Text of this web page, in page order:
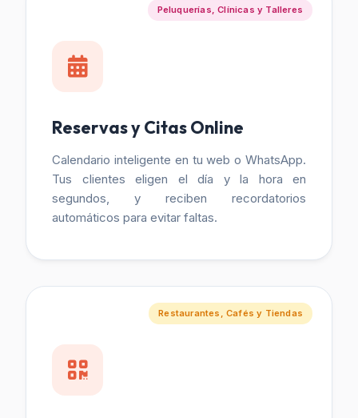
Peluquerías, Clínicas y Talleres
Reservas y Citas Online
Calendario inteligente en tu web o WhatsApp.
Tus clientes eligen el día y la hora en
segundos, y reciben recordatorios
automáticos para evitar faltas.
Restaurantes, Cafés y Tiendas